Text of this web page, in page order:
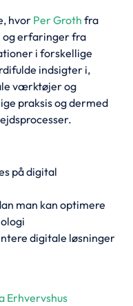
hvor Per Groth fra
og erfaringer fra
i forskellige
indsigter i,
værktøjer og
praksis og dermed
på digital
man kan optimere
digitale løsninger
Erhvervshus